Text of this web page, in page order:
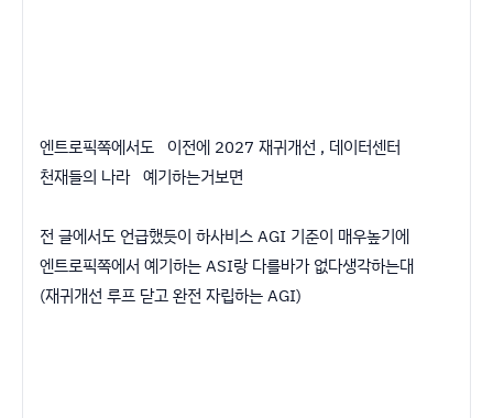
엔트로픽쪽에서도 이전에 2027 재귀개선 , 데이터센터
천재들의 나라 예기하는거보면
전 글에서도 언급했듯이 하사비스 AGI 기준이 매우높기에
엔트로픽쪽에서 예기하는 ASI랑 다를바가 없다생각하는대
(재귀개선 루프 닫고 완전 자립하는 AGI)